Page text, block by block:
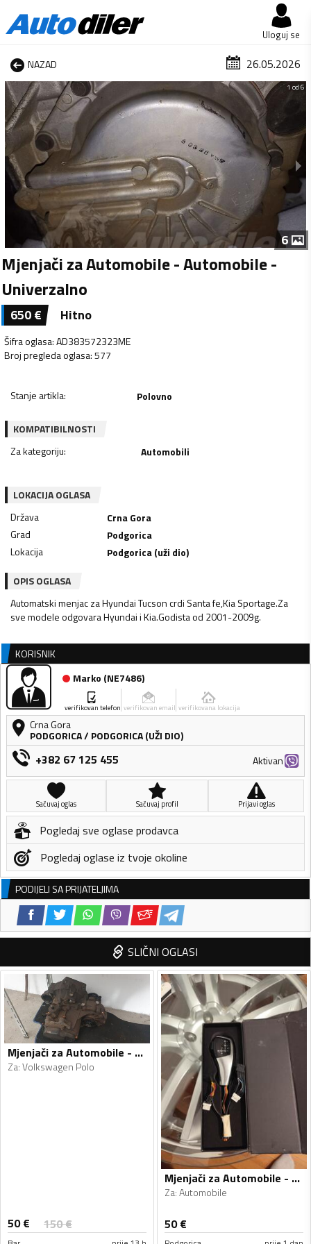
Uloguj se
NAZAD 26.05.2026
1 od 6
6
Mjenjači za Automobile - Automobile -
Univerzalno
650€ Hitno
Šifra oglasa:AD383572323ME
Broj pregleda oglasa:577
Stanje artikla: Polovno
KOMPATIBILNOSTI
Za kategoriju: Automobili
LOKACIJA OGLASA
Država
Crna Gora
Grad
Podgorica
Lokacija
Podgorica (uži dio)
OPIS OGLASA
Automatski menjac za Hyundai Tucson crdi Santa fe,Kia Sportage.Za
sve modele odgovara Hyundai i Kia.Godista od 2001-2009g.
KORISNIK
Marko (NE7486)
verifikovan telefon verifikovan email verifikovana lokacija
Crna Gora
PODGORICA/ PODGORICA (UŽI DIO)
+382 67 125 455 Aktivan
Sačuvaj oglas Sačuvaj profil Prijavi oglas
Pogledaj sve oglase prodavca
Pogledaj oglase iz tvoje okoline
PODIJELI SA PRIJATELJIMA
SLIČNI OGLASI
Mjenjači za Automobile - Volkswagen - Polo - 2010
Za:Volkswagen Polo
50€ 150€
Mjenjači za Automobile - Automobile - Univerzalno
Za:Automobile
50€